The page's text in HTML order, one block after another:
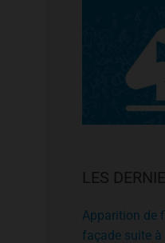
LES
Apparition de
façade suite à